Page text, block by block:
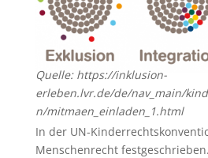
Quelle: https://inklusion-
erleben.lvr.de/de/nav_main/
n/mitmaen_einladen_1.html
In der UN-
Menschenrecht festgeschrieben.